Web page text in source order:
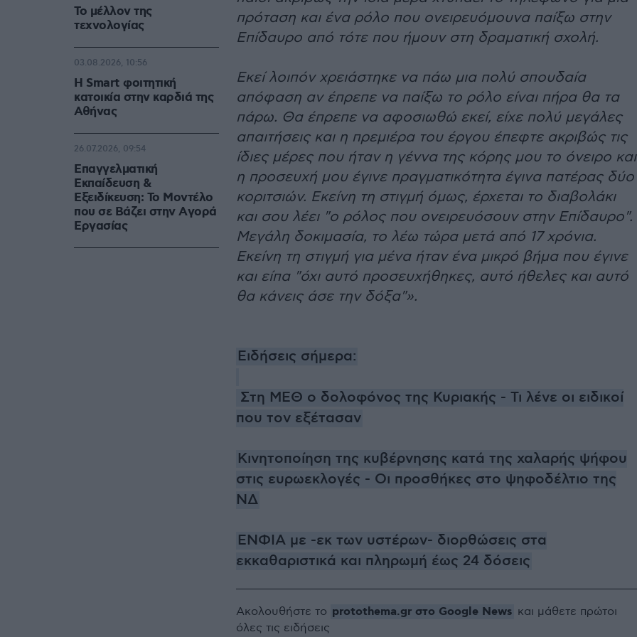
πρόταση και ένα ρόλο που ονειρευόμουνα παίξω στην
Επίδαυρο από τότε που ήμουν στη δραματική σχολή.
Εκεί λοιπόν χρειάστηκε να πάω μια πολύ σπουδαία
απόφαση αν έπρεπε να παίξω το ρόλο είναι πήρα θα τα
πάρω. Θα έπρεπε να αφοσιωθώ εκεί, είχε πολύ μεγάλες
απαιτήσεις και η πρεμιέρα του έργου έπεφτε ακριβώς τις
ίδιες μέρες που ήταν η γέννα της κόρης μου το όνειρο και
η προσευχή μου έγινε πραγματικότητα έγινα πατέρας δύο
κοριτσιών. Εκείνη τη στιγμή όμως, έρχεται το διαβολάκι
και σου λέει "ο ρόλος που ονειρευόσουν στην Επίδαυρο".
Μεγάλη δοκιμασία, το λέω τώρα μετά από 17 χρόνια.
Εκείνη τη στιγμή για μένα ήταν ένα μικρό βήμα που έγινε
και είπα "όχι αυτό προσευχήθηκες, αυτό ήθελες και αυτό
θα κάνεις άσε την δόξα"».
Ειδήσεις σήμερα:
Στη ΜΕΘ ο δολοφόνος της Κυριακής - Τι λένε οι ειδικοί
που τον εξέτασαν
Κινητοποίηση της κυβέρνησης κατά της χαλαρής ψήφου
στις ευρωεκλογές - Οι προσθήκες στο ψηφοδέλτιο της
ΝΔ
ΕΝΦΙΑ με -εκ των υστέρων- διορθώσεις στα
εκκαθαριστικά και πληρωμή έως 24 δόσεις
Το μέλλον της
τεχνολογίας
Η Smart φοιτητική
κατοικία στην καρδιά της
Αθήνας
03.08.2026, 10:56
Επαγγελματική
Εκπαίδευση &
Εξειδίκευση: Το Mοντέλο
που σε Bάζει στην Aγορά
Eργασίας
26.07.2026, 09:54
Ακολουθήστε το protothema.gr στο Google News και μάθετε πρώτοι
όλες τις ειδήσεις